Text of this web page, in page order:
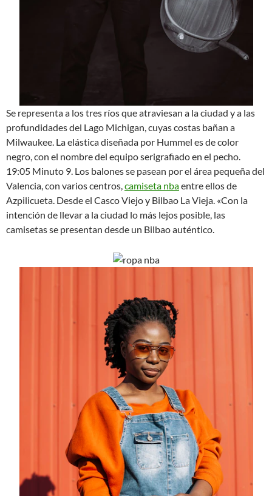
Se representa a los tres ríos que atraviesan a la ciudad y a las
profundidades del Lago Michigan, cuyas costas bañan a
Milwaukee. La elástica diseñada por Hummel es de color
negro, con el nombre del equipo serigrafiado en el pecho.
19:05 Minuto 9. Los balones se pasean por el área pequeña del
Valencia, con varios centros, camiseta nbaentre ellos de
Azpilicueta. Desde el Casco Viejo y Bilbao La Vieja. «Con la
intención de llevar a la ciudad lo más lejos posible, las
camisetas se presentan desde un Bilbao auténtico.